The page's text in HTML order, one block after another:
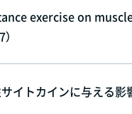
exercise on
イトカインに与える影